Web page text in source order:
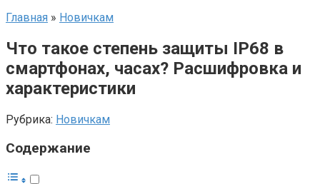
Главная » Новичкам
Что такое степень защиты IP68 в
смартфонах, часах? Расшифровка и
характеристики
Рубрика: Новичкам
Содержание